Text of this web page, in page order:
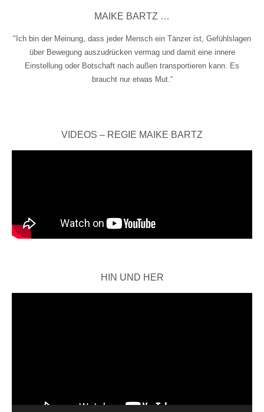
MAIKE BARTZ …
"Ich bin der Meinung, dass jeder Mensch ein Tänzer ist, Gefühlslagen
über Bewegung auszudrücken vermag und damit eine innere
Einstellung oder Botschaft nach außen transportieren kann. Es
braucht nur etwas Mut.“
VIDEOS – REGIE MAIKE BARTZ
HIN UND HER